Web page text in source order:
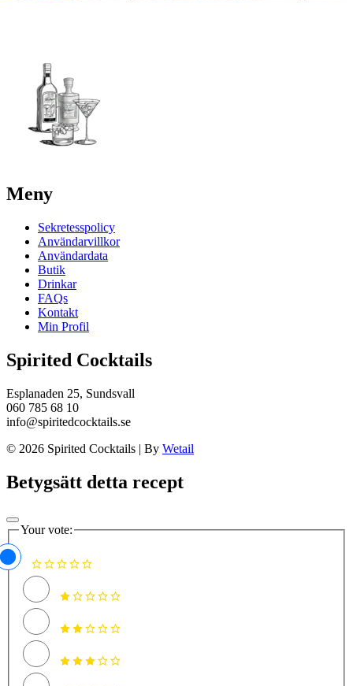
Meny
Sekretesspolicy
Användarvillkor
Användardata
Butik
Drinkar
FAQs
Kontakt
Min Profil
Spirited Cocktails
Esplanaden 25, Sundsvall
060 785 68 10
info@spiritedcocktails.se
© 2026 Spirited Cocktails | By Wetail
Betygsätt detta recept
Your vote: